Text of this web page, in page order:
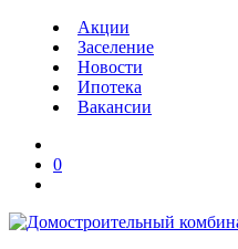
Акции
Заселение
Новости
Ипотека
Вакансии
0